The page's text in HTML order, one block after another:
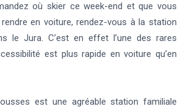
où skier ce week-end et que vous
en voiture, rendez-vous à la station
le Jura. C’est en effet l’une des rares
est plus rapide en voiture qu’en
est une agréable station familiale